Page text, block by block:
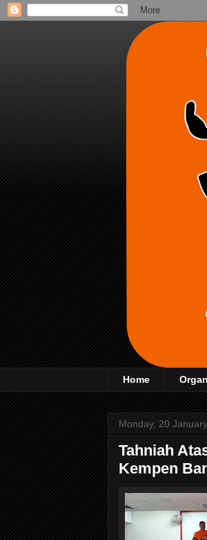
Home
Monday, 20
Tahniah
Kempen